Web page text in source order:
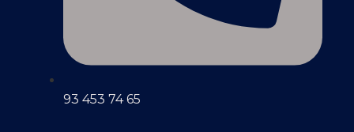
93 453 74 65